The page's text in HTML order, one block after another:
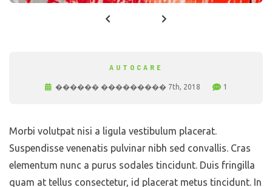
AUTOCARE
������ ��������� 7th, 2018 1
Morbi volutpat nisi a ligula vestibulum placerat.
Suspendisse venenatis pulvinar nibh sed convallis. Cras
elementum nunc a purus sodales tincidunt. Duis fringilla
quam at tellus consectetur, id placerat metus tincidunt. In